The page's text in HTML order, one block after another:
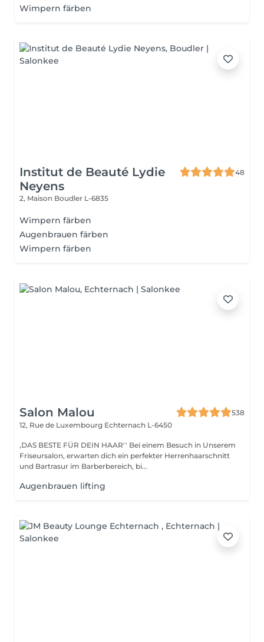
Wimpern färben
Institut de Beauté Lydie
Neyens
48
2, Maison Boudler L-6835
Wimpern färben
Augenbrauen färben
Wimpern färben
Salon Malou
538
12, Rue de Luxembourg Echternach L-6450
,DAS BESTE FÜR DEIN HAAR'' Bei einem Besuch in Unserem
Friseursalon, erwarten dich ein perfekter Herrenhaarschnitt
und Bartrasur im Barberbereich, bi...
Augenbrauen lifting